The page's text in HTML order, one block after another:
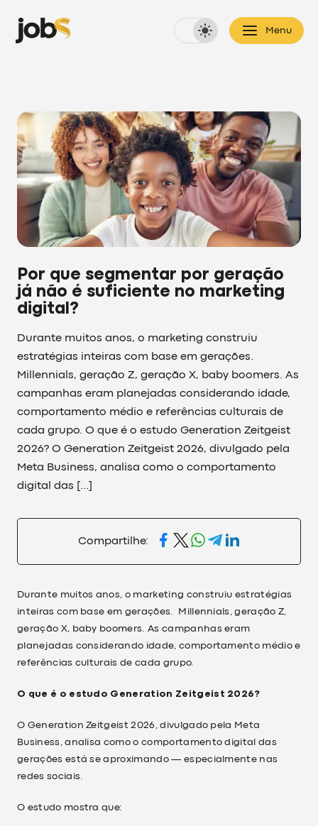
Menu
Por que segmentar por geração
já não é suficiente no marketing
digital?
Durante muitos anos, o marketing construiu
estratégias inteiras com base em gerações.
Millennials, geração Z, geração X, baby boomers. As
campanhas eram planejadas considerando idade,
comportamento médio e referências culturais de
cada grupo. O que é o estudo Generation Zeitgeist
2026? O Generation Zeitgeist 2026, divulgado pela
Meta Business, analisa como o comportamento
digital das […]
Compartilhe:
Durante muitos anos, o marketing construiu estratégias
inteiras com base em gerações. Millennials, geração Z,
geração X, baby boomers. As campanhas eram
planejadas considerando idade, comportamento médio e
referências culturais de cada grupo.
O que é o estudo Generation Zeitgeist 2026?
O Generation Zeitgeist 2026, divulgado pela Meta
Business, analisa como o comportamento digital das
gerações está se aproximando — especialmente nas
redes sociais.
O estudo mostra que: